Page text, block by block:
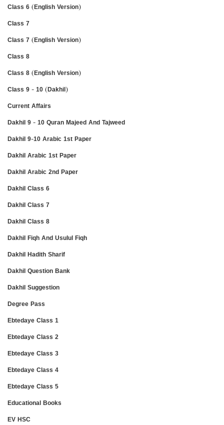
Class 6 (English Version)
Class 7
Class 7 (English Version)
Class 8
Class 8 (English Version)
Class 9 - 10 (Dakhil)
Current Affairs
Dakhil 9 - 10 Quran Majeed And Tajweed
Dakhil 9-10 Arabic 1st Paper
Dakhil Arabic 1st Paper
Dakhil Arabic 2nd Paper
Dakhil Class 6
Dakhil Class 7
Dakhil Class 8
Dakhil Fiqh And Usulul Fiqh
Dakhil Hadith Sharif
Dakhil Question Bank
Dakhil Suggestion
Degree Pass
Ebtedaye Class 1
Ebtedaye Class 2
Ebtedaye Class 3
Ebtedaye Class 4
Ebtedaye Class 5
Educational Books
EV HSC